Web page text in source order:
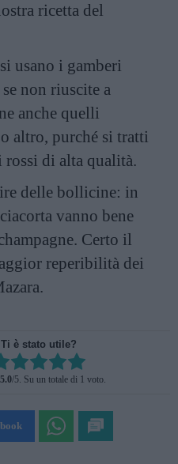
ricetta del
usano i gamberi
non riuscite a
anche quelli
altro, purché si tratti
rossi di alta qualità.
delle bollicine: in
vanno bene
Certo il
reperibilità dei
Ti è stato utile?
this item:
RATING
5.0/5. Su un totale di 1 voto.